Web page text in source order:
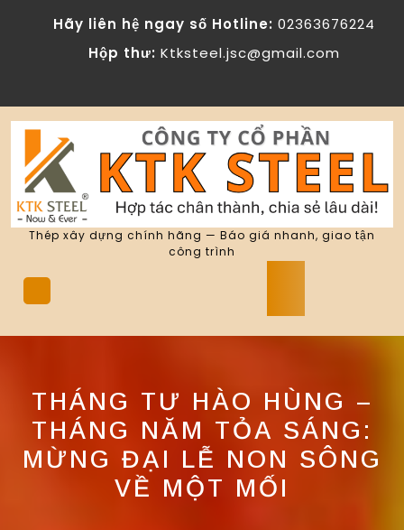
Hãy liên hệ ngay số Hotline: 02363676224
Hộp thư: Ktksteel.jsc@gmail.com
Thép xây dựng chính hãng — Báo giá nhanh, giao tận
công trình
THÁNG TƯ HÀO HÙNG –
THÁNG NĂM TỎA SÁNG:
MỪNG ĐẠI LỄ NON SÔNG
VỀ MỘT MỐI